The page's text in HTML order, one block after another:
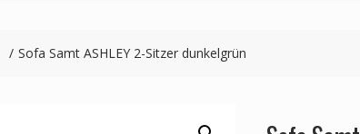
Sofa Samt ASHLEY 2-Sitzer dunkelgrün